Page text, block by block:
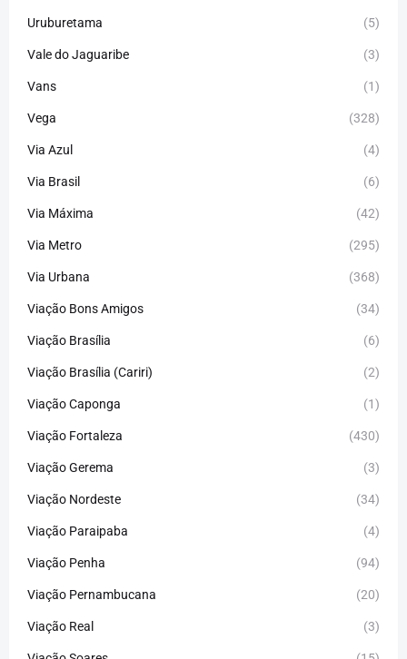
Uruburetama (5)
Vale do Jaguaribe (3)
Vans (1)
Vega (328)
Via Azul (4)
Via Brasil (6)
Via Máxima (42)
Via Metro (295)
Via Urbana (368)
Viação Bons Amigos (34)
Viação Brasília (6)
Viação Brasília (Cariri) (2)
Viação Caponga (1)
Viação Fortaleza (430)
Viação Gerema (3)
Viação Nordeste (34)
Viação Paraipaba (4)
Viação Penha (94)
Viação Pernambucana (20)
Viação Real (3)